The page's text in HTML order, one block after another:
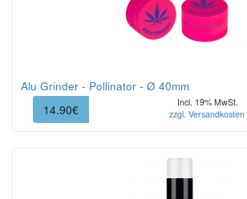
Alu Grinder - Pollinator - Ø 40mm
14.90€
Incl. 19% MwSt.
zzgl. Versandkosten